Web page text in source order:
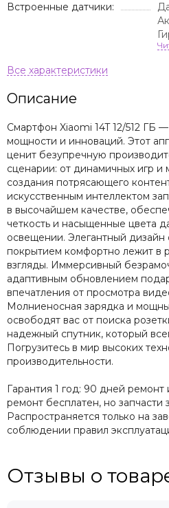
Встроенные датчики:
Описание
Смартфон Xiaomi 14T 12/512 ГБ
мощности и инноваций. Этот
ценит безупречную
сценарии: от динамичных игр и
создания потрясающего
искусственным интеллектом
в высочайшем качестве,
четкость и насыщенные цвета
освещении. Элегантный
покрытием комфортно лежит в
взгляды. Иммерсивный
адаптивным обновлением
впечатления от просмотра
Молниеносная зарядка и
освободят вас от поиска
надежный спутник, который
Погрузитесь в мир высоких
производительности.
Гарантия 1 год: 90 дней
ремонт бесплатен, но запчасти
Распространяется только на
соблюдении правил
Отзывы о